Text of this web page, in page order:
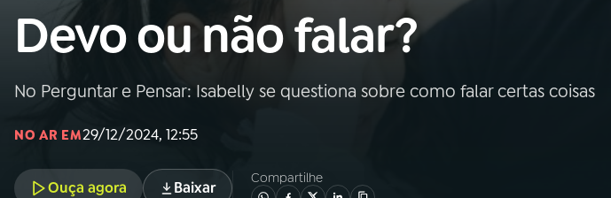
Buscar
na
Rádio
INÍCIO
02A RÁDIO
Devo ou não falar?
No Perguntar e Pensar: Isabelly se questiona sobre como falar certas coisas
NO AR EM29/12/2024, 12:55
Ouça agora Baixar
Compartilhe